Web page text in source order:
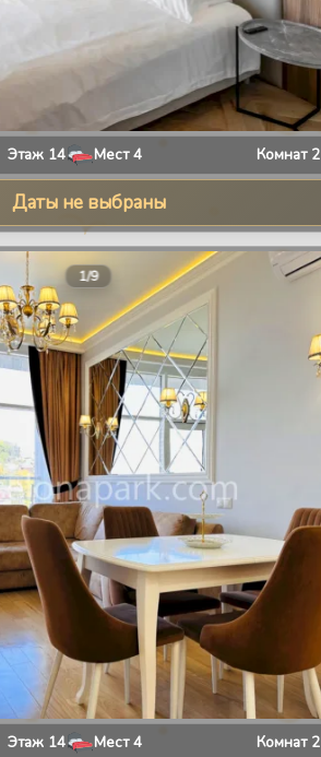
Этаж 14 Мест4 Комнат 2
Даты не выбраны
1/9
Этаж 14 Мест4 Комнат 2